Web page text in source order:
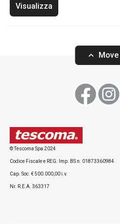
Visualizza
Move
© Tescoma Spa 2024
Codice Fiscale e REG. Imp. BS n. 01873360984
Cap. Soc. € 500.000,00 i.v.
Nr. R.E.A. 363317